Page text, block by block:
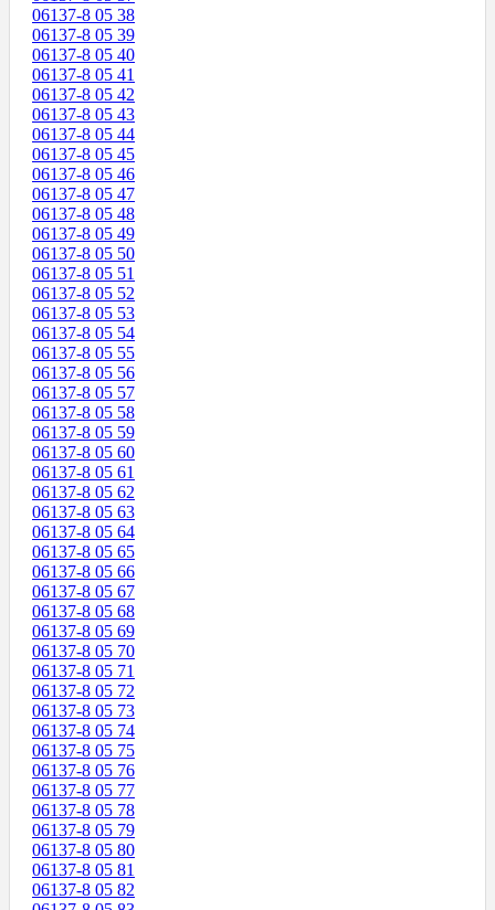
06137-8 05 38
06137-8 05 39
06137-8 05 40
06137-8 05 41
06137-8 05 42
06137-8 05 43
06137-8 05 44
06137-8 05 45
06137-8 05 46
06137-8 05 47
06137-8 05 48
06137-8 05 49
06137-8 05 50
06137-8 05 51
06137-8 05 52
06137-8 05 53
06137-8 05 54
06137-8 05 55
06137-8 05 56
06137-8 05 57
06137-8 05 58
06137-8 05 59
06137-8 05 60
06137-8 05 61
06137-8 05 62
06137-8 05 63
06137-8 05 64
06137-8 05 65
06137-8 05 66
06137-8 05 67
06137-8 05 68
06137-8 05 69
06137-8 05 70
06137-8 05 71
06137-8 05 72
06137-8 05 73
06137-8 05 74
06137-8 05 75
06137-8 05 76
06137-8 05 77
06137-8 05 78
06137-8 05 79
06137-8 05 80
06137-8 05 81
06137-8 05 82